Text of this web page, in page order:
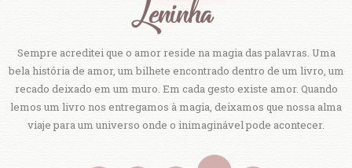
Sempre acreditei que o amor reside na magia das palavras. Uma
bela história de amor, um bilhete encontrado dentro de um livro, um
recado deixado em um muro. Em cada gesto existe amor. Quando
lemos um livro nos entregamos à magia, deixamos que nossa alma
viaje para um universo onde o inimaginável pode acontecer.